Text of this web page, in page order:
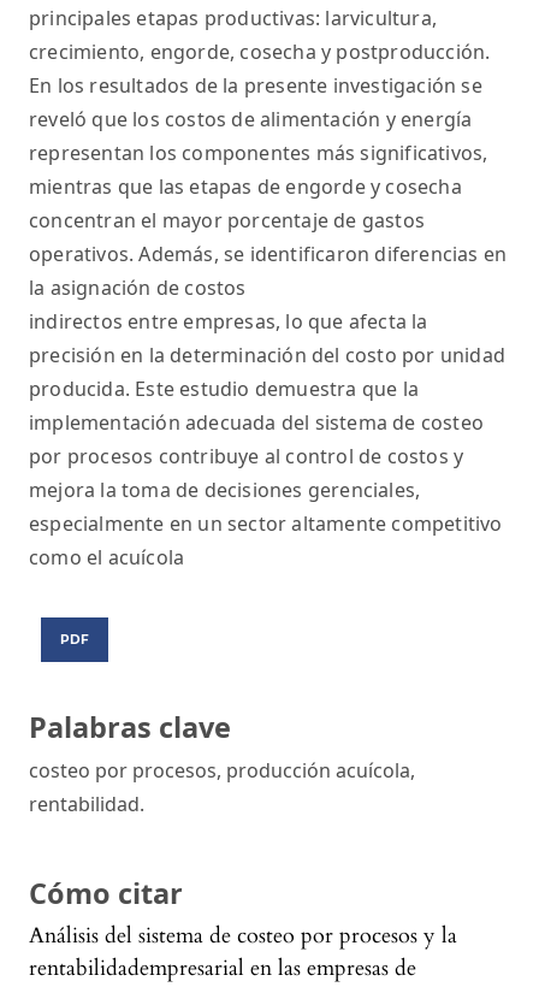
Palabras clave
costeo por procesos, producción acuícola,
rentabilidad.
Cómo citar
Análisis del sistema de costeo por procesos y la
rentabilidadempresarial en las empresas de
principales etapas productivas: larvicultura,
crecimiento, engorde, cosecha y postproducción.
En los resultados de la presente investigación se
reveló que los costos de alimentación y energía
representan los componentes más significativos,
mientras que las etapas de engorde y cosecha
concentran el mayor porcentaje de gastos
operativos. Además, se identificaron diferencias en
la asignación de costos
indirectos entre empresas, lo que afecta la
precisión en la determinación del costo por unidad
producida. Este estudio demuestra que la
implementación adecuada del sistema de costeo
por procesos contribuye al control de costos y
mejora la toma de decisiones gerenciales,
especialmente en un sector altamente competitivo
como el acuícola
PDF